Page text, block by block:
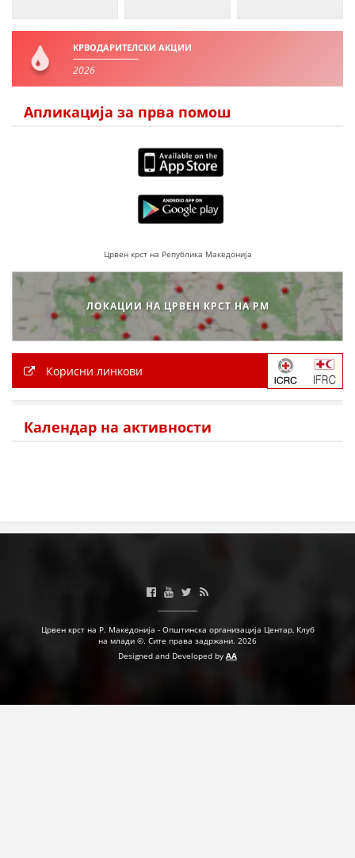
КРВОДАРИТЕЛСКИ АКЦИИ
2026
Апликација за прва помош
Црвен крст на Република Македонија
ЛОКАЦИИ НА ЦРВЕН КРСТ НА РМ
Корисни линкови
Календар на активности
Црвен крст на Р. Македонија - Општинска организација Центар, Клуб
на млади ©. Сите права задржани. 2026
Designed and Developed by AA